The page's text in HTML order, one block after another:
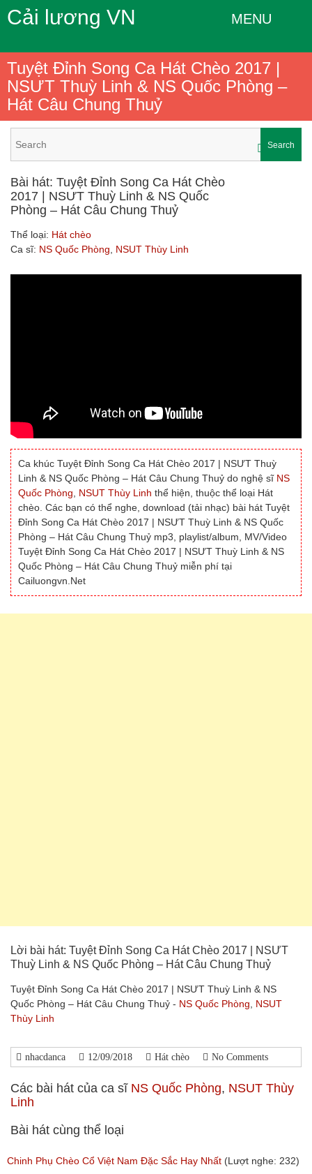
Cải lương VN MENU
Tuyệt Đỉnh Song Ca Hát Chèo 2017 |
NSƯT Thuỳ Linh & NS Quốc Phòng –
Hát Câu Chung Thuỷ
Search
Bài hát: Tuyệt Đỉnh Song Ca Hát Chèo
2017 | NSƯT Thuỳ Linh & NS Quốc
Phòng – Hát Câu Chung Thuỷ
Thể loại: Hát chèo
Ca sĩ: NS Quốc Phòng NSUT Thùy Linh
Ca khúc Tuyệt Đỉnh Song Ca Hát Chèo 2017 | NSƯT Thuỳ
Linh & NS Quốc Phòng – Hát Câu Chung Thuỷ do nghệ sĩ NS
Quốc Phòng
NSUT Thùy Linh thể hiện, thuộc thể loại Hát
chèo. Các bạn có thể nghe, download (tải nhạc) bài hát Tuyệt
Đỉnh Song Ca Hát Chèo 2017 | NSƯT Thuỳ Linh & NS Quốc
Phòng – Hát Câu Chung Thuỷ mp3, playlist/album, MV/Video
Tuyệt Đỉnh Song Ca Hát Chèo 2017 | NSƯT Thuỳ Linh & NS
Quốc Phòng – Hát Câu Chung Thuỷ miễn phí tại
Cailuongvn.Net
Lời bài hát: Tuyệt Đỉnh Song Ca Hát Chèo 2017 | NSƯT
Thuỳ Linh & NS Quốc Phòng – Hát Câu Chung Thuỷ
Tuyệt Đỉnh Song Ca Hát Chèo 2017 | NSƯT Thuỳ Linh & NS
Quốc Phòng – Hát Câu Chung Thuỷ - NS Quốc Phòng
NSUT
Thùy Linh
nhacdanca 12/09/2018 Hát chèo No Comments
Các bài hát của ca sĩ NS Quốc Phòng, NSUT Thùy
Linh
Bài hát cùng thể loại
Chinh Phụ Chèo Cổ Việt Nam Đặc Sắc Hay Nhất (Lượt nghe: 232)